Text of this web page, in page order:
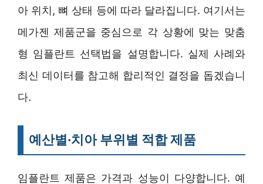
아 위치, 뼈 상태 등에 따라 달라집니다. 여기서는
메가젠 제품군을 중심으로 각 상황에 맞는 맞춤
형 임플란트 선택법을 설명합니다. 실제 사례와
최신 데이터를 참고해 합리적인 결정을 돕겠습니
다.
예산별·치아 부위별 적합 제품
임플란트 제품은 가격과 성능이 다양합니다. 예